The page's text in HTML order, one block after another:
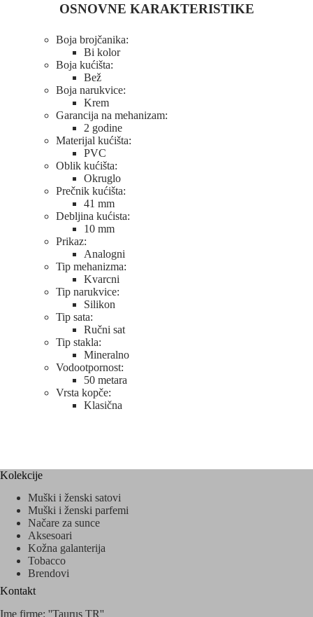
OSNOVNE KARAKTERISTIKE
Boja brojčanika:
Bi kolor
Boja kućišta:
Bež
Boja narukvice:
Krem
Garancija na mehanizam:
2 godine
Materijal kućišta:
PVC
Oblik kućišta:
Okruglo
Prečnik kućišta:
41 mm
Debljina kućista:
10 mm
Prikaz:
Analogni
Tip mehanizma:
Kvarcni
Tip narukvice:
Silikon
Tip sata:
Ručni sat
Tip stakla:
Mineralno
Vodootpornost:
50 metara
Vrsta kopče:
Klasična
Kolekcije
Muški i ženski satovi
Muški i ženski parfemi
Načare za sunce
Aksesoari
Kožna galanterija
Tobacco
Brendovi
Kontakt
Ime firme: ''Taurus TR''